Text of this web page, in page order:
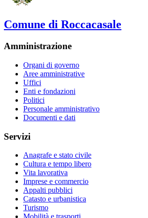
Comune di Roccacasale
Amministrazione
Organi di governo
Aree amministrative
Uffici
Enti e fondazioni
Politici
Personale amministrativo
Documenti e dati
Servizi
Anagrafe e stato civile
Cultura e tempo libero
Vita lavorativa
Imprese e commercio
Appalti pubblici
Catasto e urbanistica
Turismo